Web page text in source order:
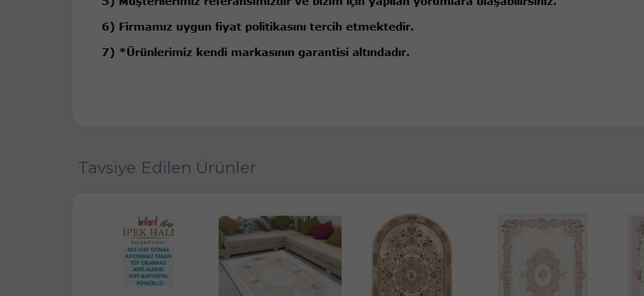
Tavsiye Edilen Ürünler